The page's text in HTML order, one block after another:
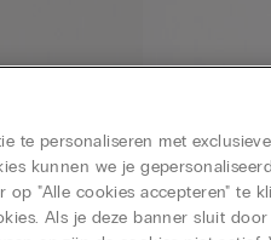
te personaliseren met
kunnen we je
op "Alle cookies accepteren" te
Als je deze banner sluit